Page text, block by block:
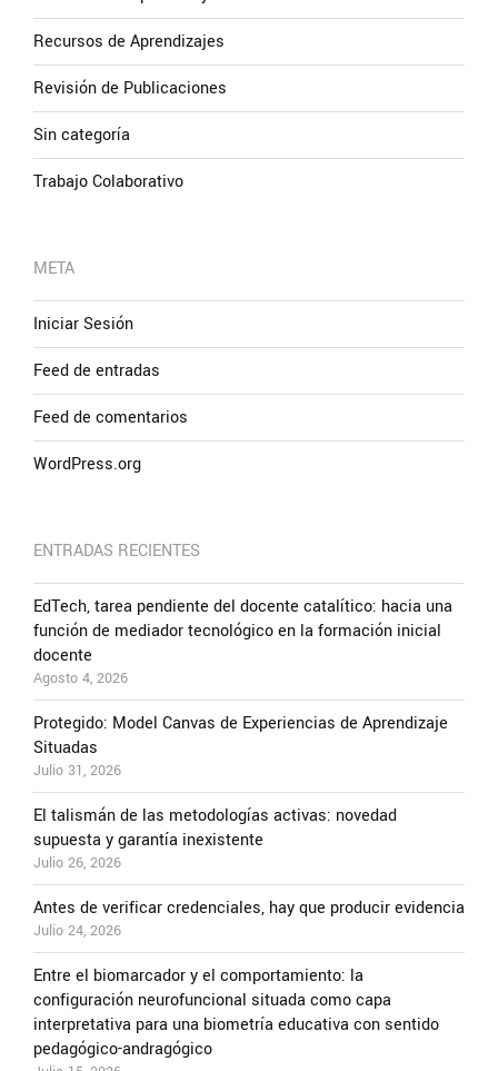
Recursos de Aprendizajes
Revisión de Publicaciones
Sin categoría
Trabajo Colaborativo
META
Iniciar Sesión
Feed de entradas
Feed de comentarios
WordPress.org
ENTRADAS RECIENTES
EdTech, tarea pendiente del docente catalítico: hacia una
función de mediador tecnológico en la formación inicial
docente
Agosto 4, 2026
Protegido: Model Canvas de Experiencias de Aprendizaje
Situadas
Julio 31, 2026
El talismán de las metodologías activas: novedad
supuesta y garantía inexistente
Julio 26, 2026
Antes de verificar credenciales, hay que producir evidencia
Julio 24, 2026
Entre el biomarcador y el comportamiento: la
configuración neurofuncional situada como capa
interpretativa para una biometría educativa con sentido
pedagógico-andragógico